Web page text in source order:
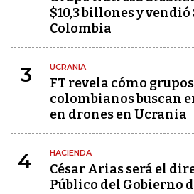
$10,3 billones y
Colombia
3 UCRANIA
FT revela cómo
colombianos buscan
en drones en Ucrania
4 HACIENDA
César Arias será el
Público del Gobierno